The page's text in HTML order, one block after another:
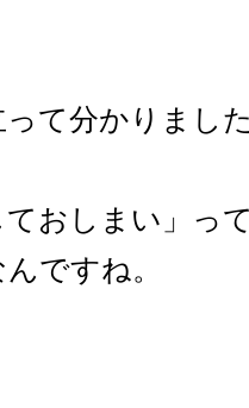
て分かりまし
ておしまい」っ
ですね。